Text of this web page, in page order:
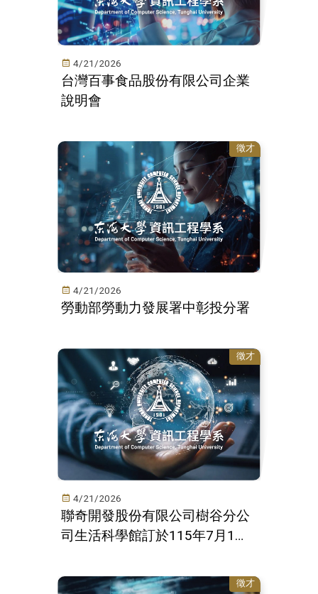
4/21/2026
台灣百事食品股份有限公司企業
說明會
徵才
4/21/2026
勞動部勞動力發展署中彰投分署
徵才
4/21/2026
聯奇開發股份有限公司樹谷分公
司生活科學館訂於115年7月1日
活動
徵才